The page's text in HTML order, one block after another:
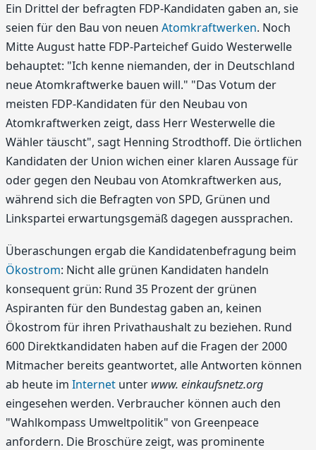
Ein Drittel der befragten FDP-Kandidaten gaben an, sie
seien für den Bau von neuen Atomkraftwerken. Noch
Mitte August hatte FDP-Parteichef Guido Westerwelle
behauptet: "Ich kenne niemanden, der in Deutschland
neue Atomkraftwerke bauen will." "Das Votum der
meisten FDP-Kandidaten für den Neubau von
Atomkraftwerken zeigt, dass Herr Westerwelle die
Wähler täuscht", sagt Henning Strodthoff. Die örtlichen
Kandidaten der Union wichen einer klaren Aussage für
oder gegen den Neubau von Atomkraftwerken aus,
während sich die Befragten von SPD, Grünen und
Linkspartei erwartungsgemäß dagegen aussprachen.
Überaschungen ergab die Kandidatenbefragung beim
Ökostrom: Nicht alle grünen Kandidaten handeln
konsequent grün: Rund 35 Prozent der grünen
Aspiranten für den Bundestag gaben an, keinen
Ökostrom für ihren Privathaushalt zu beziehen. Rund
600 Direktkandidaten haben auf die Fragen der 2000
Mitmacher bereits geantwortet, alle Antworten können
ab heute im Internet unter www. einkaufsnetz.org
eingesehen werden. Verbraucher können auch den
"Wahlkompass Umweltpolitik" von Greenpeace
anfordern. Die Broschüre zeigt, was prominente